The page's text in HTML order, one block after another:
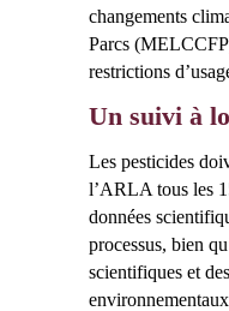
changements
Parcs
restrictions
Un suivi à
Les pesticides
l’ARLA tous les
données
processus, bien
scientifiques et